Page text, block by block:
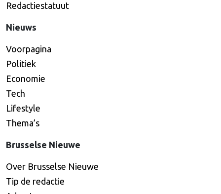
Redactiestatuut
Nieuws
Voorpagina
Politiek
Economie
Tech
Lifestyle
Thema’s
Brusselse Nieuwe
Over Brusselse Nieuwe
Tip de redactie